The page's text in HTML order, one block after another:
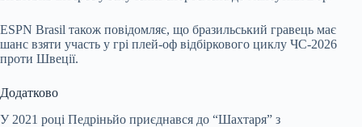
ESPN Brasil також повідомляє, що бразильський гравець має
шанс взяти участь у грі плей-оф відбіркового циклу ЧС-2026
проти Швеції.
Додатково
У 2021 році Педріньйо приєднався до “Шахтаря” з